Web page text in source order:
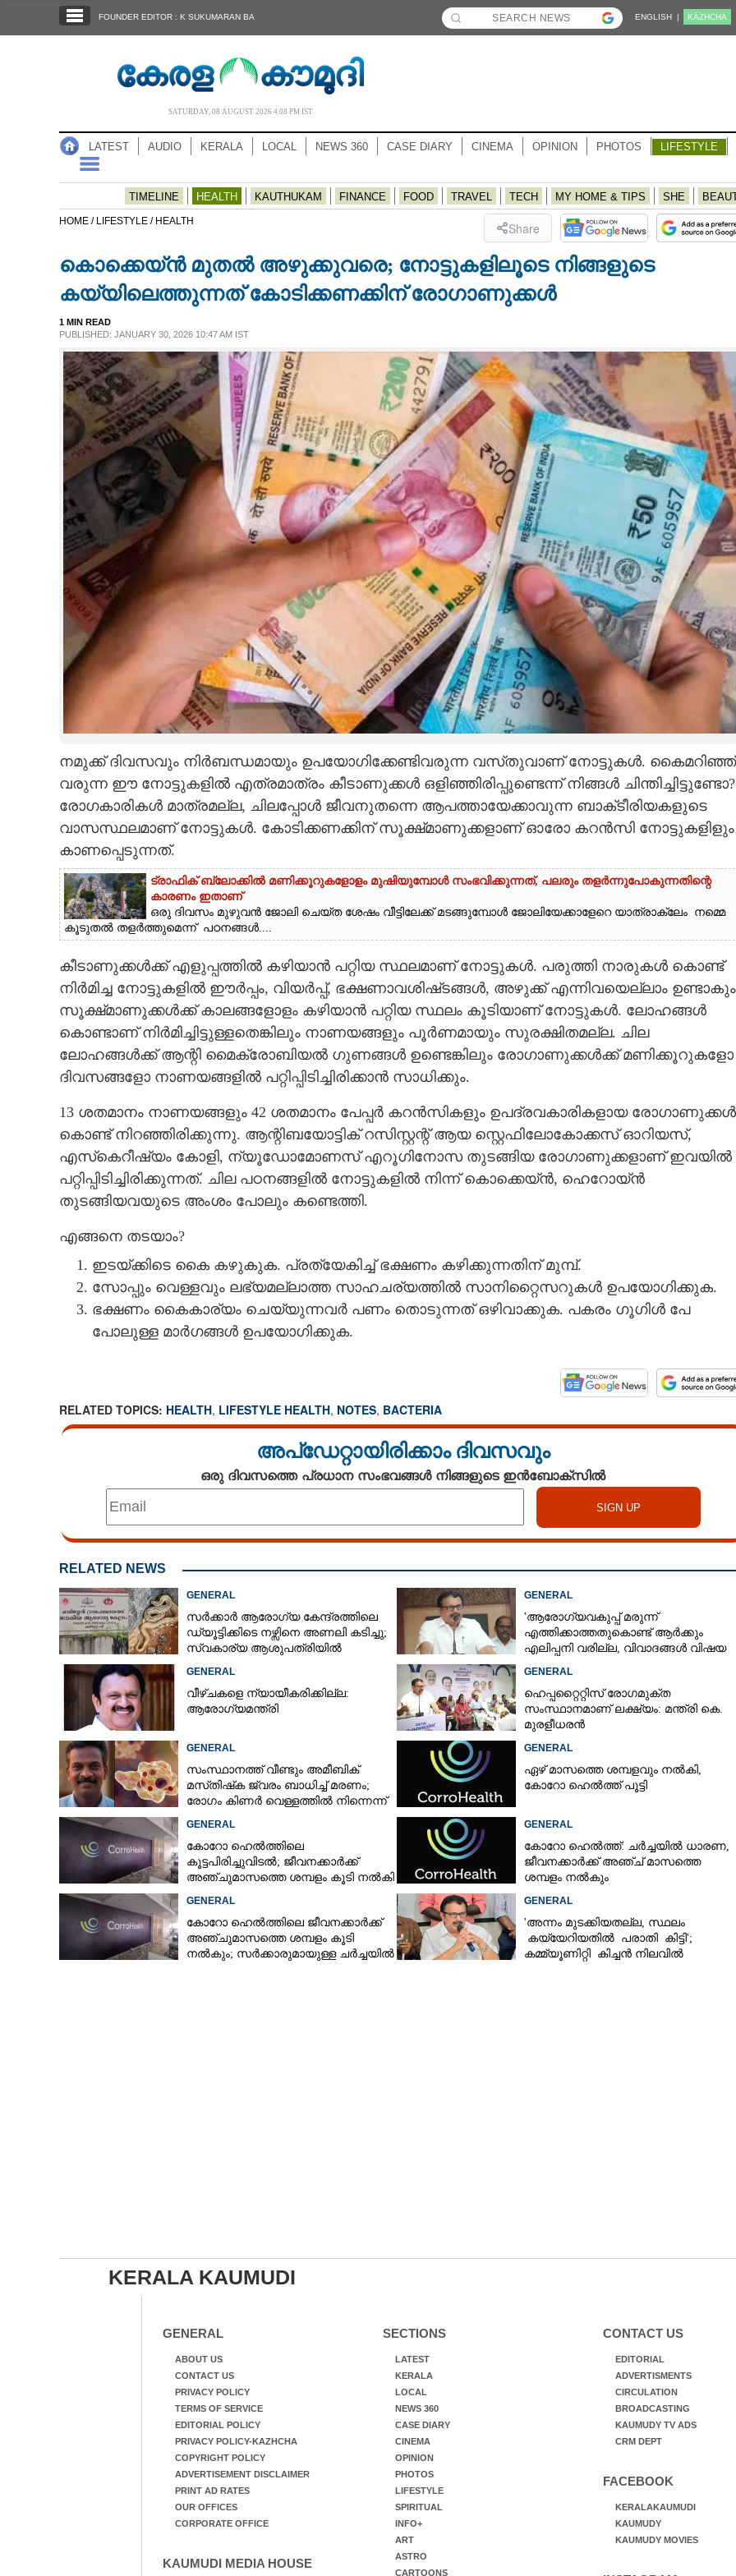
NOTIFIED NEWS
NEWS 360
CASE DIARY
LIFESTYLE
SPIRITUAL
CARTOONS
LITERATURE
CONTACT US
FOUNDER EDITOR : K SUKUMARAN BA ENGLISH | KĀZHCHA
SATURDAY, 08 AUGUST 2026 4.08 PM IST
LATEST AUDIO KERALA LOCAL NEWS 360 CASE DIARY CINEMA OPINION PHOTOS LIFESTYLE
TIMELINE HEALTH KAUTHUKAM FINANCE FOOD TRAVEL TECH MY HOME & TIPS SHE
HOME / LIFESTYLE / HEALTH Share
കൊക്കെയ്‌ൻ മുതൽ അഴുക്കുവരെ; നോട്ടുകളിലൂടെ നിങ്ങളുടെ
കയ്യിലെത്തുന്നത് കോടിക്കണക്കിന് രോഗാണുക്കൾ
1 MIN READ
PUBLISHED: JANUARY 30, 2026 10:47 AM IST
നമുക്ക് ദിവസവും നിർബന്ധമായും ഉപയോഗിക്കേണ്ടിവരുന്ന വസ്‌തുവാണ് നോട്ടുകൾ. കൈമറിഞ്ഞ്
വരുന്ന ഈ നോട്ടുകളിൽ എത്രമാത്രം കീടാണുക്കൾ ഒളിഞ്ഞിരിപ്പുണ്ടെന്ന് നിങ്ങൾ ചിന്തിച്ചിട്ടുണ്ടോ?
രോഗകാരികൾ മാത്രമല്ല, ചിലപ്പോൾ ജീവനുതന്നെ ആപത്തായേക്കാവുന്ന ബാക്‌ടീരിയകളുടെ
വാസസ്ഥലമാണ് നോട്ടുകൾ. കോടിക്കണക്കിന് സൂക്ഷ്‌മാണുക്കളാണ് ഓരോ കറൻസി നോട്ടുകളിളും
കാണപ്പെടുന്നത്.
ട്രാഫിക് ബ്ലോക്കിൽ മണിക്കൂറുകളോളം മുഷിയുമ്പോൾ സംഭവിക്കുന്നത്, പലരും തളർന്നുപോകുന്നതിന്റെ
കാരണം ഇതാണ്
ഒരു ദിവസം മുഴുവൻ ജോലി ചെയ്‌ത ശേഷം വീട്ടിലേക്ക് മടങ്ങുമ്പോൾ ജോലിയേക്കാളേറെ യാത്രാക്ലേം നമ്മെ
കൂടുതൽ തളർത്തുമെന്ന് പഠനങ്ങൾ....
കീടാണുക്കൾക്ക് എളുപ്പത്തിൽ കഴിയാൻ പറ്റിയ സ്ഥലമാണ് നോട്ടുകൾ. പരുത്തി നാരുകൾ കൊണ്ട്
നിർമിച്ച നോട്ടുകളിൽ ഈർപ്പം, വിയർപ്പ്, ഭക്ഷണാവശിഷ്‌ടങ്ങൾ, അഴുക്ക് എന്നിവയെല്ലാം
സൂക്ഷ്‌മാണുക്കൾക്ക് കാലങ്ങളോളം കഴിയാൻ പറ്റിയ സ്ഥലം കൂടിയാണ് നോട്ടുകൾ. ലോഹങ്ങൾ
കൊണ്ടാണ് നിർമിച്ചിട്ടുള്ളതെങ്കിലും നാണയങ്ങളും പൂർണമായും സുരക്ഷിതമല്ല. ചില
ലോഹങ്ങൾക്ക് ആന്റി മൈക്രോബിയൽ ഗുണങ്ങൾ ഉണ്ടെങ്കിലും രോഗാണുക്കൾക്ക് മണിക്കൂറുകളോ
ദിവസങ്ങളോ നാണയങ്ങളിൽ പറ്റിപ്പിടിച്ചിരിക്കാൻ സാധിക്കും.
13 ശതമാനം നാണയങ്ങളും 42 ശതമാനം പേപ്പർ കറൻസികളും ഉപദ്രവകാരികളായ രോഗാണുക്കൾ
കൊണ്ട് നിറഞ്ഞിരിക്കുന്നു. ആന്റിബയോട്ടിക് റസിസ്റ്റന്റ് ആയ സ്റ്റെഫിലോകോക്കസ് ഓറിയസ്,
എസ്‌കെറീഷ്യം കോളി, ന്യൂഡോമോണസ് എറൂഗിനോസ തുടങ്ങിയ രോഗാണുക്കളാണ് ഇവയിൽ
പറ്റിപ്പിടിച്ചിരിക്കുന്നത്. ചില പഠനങ്ങളിൽ നോട്ടുകളിൽ നിന്ന് കൊക്കെയ്‌ൻ, ഹെറോയ്‌ൻ
തുടങ്ങിയവയുടെ അംശം പോലും കണ്ടെത്തി.
എങ്ങനെ തടയാം?
ഇടയ്‌ക്കിടെ കൈ കഴുകുക. പ്രത്യേകിച്ച് ഭക്ഷണം കഴിക്കുന്നതിന് മുമ്പ്.
സോപ്പും വെള്ളവും ലഭ്യമല്ലാത്ത സാഹചര്യത്തിൽ സാനിറ്റൈസറുകൾ ഉപയോഗിക്കുക.
ഭക്ഷണം കൈകാര്യം ചെയ്യുന്നവർ പണം തൊടുന്നത് ഒഴിവാക്കുക. പകരം ഗൂഗിൾ പേ
പോലുള്ള മാർഗങ്ങൾ ഉപയോഗിക്കുക.
RELATED TOPICS: HEALTH, LIFESTYLE HEALTH, NOTES, BACTERIA
അപ്ഡേറ്റായിരിക്കാം ദിവസവും
ഒരു ദിവസത്തെ പ്രധാന സംഭവങ്ങൾ നിങ്ങളുടെ ഇൻബോക്സിൽ
RELATED NEWS
GENERAL
സർക്കാർ ആരോഗ്യ കേന്ദ്രത്തിലെ
ഡ്യൂട്ടിക്കിടെ നഴ്സിനെ അണലി കടിച്ചു;
സ്വകാര്യ ആശുപത്രിയിൽ
GENERAL
'ആരോഗ്യവകുപ്പ് മരുന്ന്
എത്തിക്കാത്തതുകൊണ്ട് ആർക്കും
എലിപ്പനി വരില്ല, വിവാദങ്ങൾ വിഷയ
GENERAL
വീഴ്ചകളെ ന്യായീകരിക്കില്ല:
ആരോഗ്യമന്ത്രി
GENERAL
ഹെപ്പറ്റൈറ്റിസ് രോഗമുക്ത
സംസ്ഥാനമാണ് ലക്ഷ്യം: മന്ത്രി കെ.
മുരളീധരൻ
GENERAL
സംസ്ഥാനത്ത് വീണ്ടും അമീബിക്
മസ്‌തിഷ്‌ക ജ്വരം ബാധിച്ച് മരണം;
രോഗം കിണർ വെള്ളത്തിൽ നിന്നെന്ന്
GENERAL
ഏഴ് മാസത്തെ ശമ്പളവും നൽകി,
കോറോ ഹെൽത്ത് പൂട്ടി
GENERAL
കോറോ ഹെൽത്തിലെ
കൂട്ടപിരിച്ചുവിടൽ; ജീവനക്കാർക്ക്
അഞ്ചുമാസത്തെ ശമ്പളം കൂടി നൽകി
GENERAL
കോറോ ഹെൽത്ത്: ചർച്ചയിൽ ധാരണ,
ജീവനക്കാർക്ക് അഞ്ച് മാസത്തെ
ശമ്പളം നൽകും
GENERAL
കോറോ ഹെൽത്തിലെ ജീവനക്കാർക്ക്
അഞ്ചുമാസത്തെ ശമ്പളം കൂടി
നൽകും; സർക്കാരുമായുള്ള ചർച്ചയിൽ
GENERAL
'അന്നം മുടക്കിയതല്ല, സ്ഥലം
കയ്യേറിയതിൽ പരാതി കിട്ടി';
കമ്മ്യൂണിറ്റി കിച്ചൻ നിലവിൽ
KERALA KAUMUDI
GENERAL
ABOUT US
CONTACT US
PRIVACY POLICY
TERMS OF SERVICE
EDITORIAL POLICY
PRIVACY POLICY-KAZHCHA
COPYRIGHT POLICY
ADVERTISEMENT DISCLAIMER
PRINT AD RATES
OUR OFFICES
CORPORATE OFFICE
KAUMUDI MEDIA HOUSE
SECTIONS
LATEST
KERALA
LOCAL
NEWS 360
CASE DIARY
CINEMA
OPINION
PHOTOS
LIFESTYLE
SPIRITUAL
INFO+
ART
ASTRO
CARTOONS
CONTACT US
EDITORIAL
ADVERTISMENTS
CIRCULATION
BROADCASTING
KAUMUDY TV ADS
CRM DEPT
FACEBOOK
KERALAKAUMUDI
KAUMUDY
KAUMUDY MOVIES
കയ്യിലെത്തുന്നത് കോടിക്കണക്കിന്
Share this link